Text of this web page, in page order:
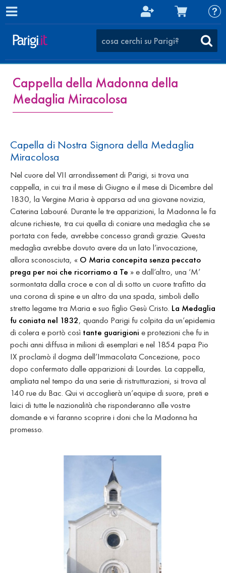
Cappella della Madonna della
Medaglia Miracolosa
Capella di Nostra Signora della Medaglia
Miracolosa
Nel cuore del VII arrondissement di Parigi, si trova una
cappella, in cui tra il mese di Giugno e il mese di Dicembre del
1830, la Vergine Maria è apparsa ad una giovane novizia,
Caterina Labouré. Durante le tre apparizioni, la Madonna le fa
alcune richieste, tra cui quella di coniare una medaglia che se
portata con fede, avrebbe concesso grandi grazie. Questa
medaglia avrebbe dovuto avere da un lato l’invocazione,
allora sconosciuta, « O Maria concepita senza peccato
prega per noi che ricorriamo a Te » e dall’altro, una ‘M’
sormontata dalla croce e con al di sotto un cuore trafitto da
una corona di spine e un altro da una spada, simboli dello
stretto legame tra Maria e suo figlio Gesù Cristo. La Medaglia
fu coniata nel 1832, quando Parigi fu colpita da un’epidemia
di colera e portò così tante guarigioni e protezioni che fu in
pochi anni diffusa in milioni di esemplari e nel 1854 papa Pio
IX proclamò il dogma dell’Immacolata Concezione, poco
dopo confermato dalle apparizioni di Lourdes. La cappella,
ampliata nel tempo da una serie di ristrutturazioni, si trova al
140 rue du Bac. Qui vi accoglierà un’equipe di suore, preti e
laici di tutte le nazionalità che risponderanno alle vostre
domande e vi faranno scoprire i doni che la Madonna ha
promesso.